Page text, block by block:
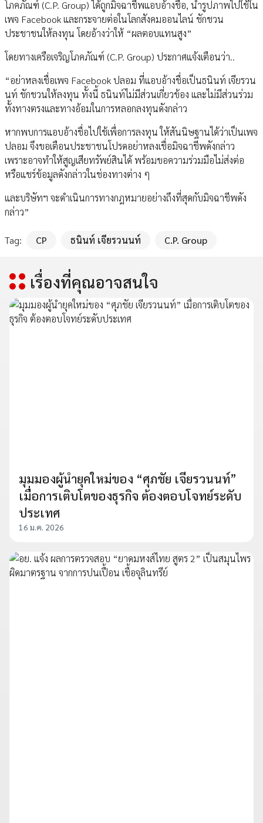
โภคภัณฑ์ (C.P. Group) ได้ถูกมิจฉาชีพแอบอ้างชื่อ, นำรูปภาพไปใช้ใน
เพจ Facebook และกระจายต่อในโลกสังคมออนไลน์ ชักชวน
ประชาชนให้ลงทุน โดยอ้างว่าให้ “ผลตอบแทนสูง”
โดยทางเครือเจริญโภคภัณฑ์ (C.P. Group) ประกาศแจ้งเตือนว่า..
“อย่าหลงเชื่อเพจ Facebook ปลอม ที่แอบอ้างชื่อเป็นธนินท์ เจียรวน
นท์ ชักชวนให้ลงทุน ทั้งนี้ ธนินท์ไม่มีส่วนเกี่ยวข้อง และไม่มีส่วนร่วม
ทั้งทางตรงและทางอ้อมในการหลอกลงทุนดังกล่าว
หากพบการแอบอ้างชื่อไปใช้เพื่อการลงทุน ให้สันนิษฐานได้ว่าเป็นเพจ
ปลอม จึงขอเตือนประชาชนโปรดอย่าหลงเชื่อมิจฉาชีพดังกล่าว
เพราะอาจทำให้สูญเสียทรัพย์สินได้ พร้อมขอความร่วมมือไม่ส่งต่อ
หรือแชร์ข้อมูลดังกล่าวในช่องทางต่าง ๆ
และบริษัทฯ จะดำเนินการทางกฎหมายอย่างถึงที่สุดกับมิจฉาชีพดัง
กล่าว”
Tag: CP ธนินท์ เจียรวนนท์ C.P. Group
เรื่องที่คุณอาจสนใจ
มุมมองผู้นำยุคใหม่ของ “ศุภชัย เจียรวนนท์”
เมื่อการเติบโตของธุรกิจ ต้องตอบโจทย์ระดับ
ประเทศ
16 ม.ค. 2026